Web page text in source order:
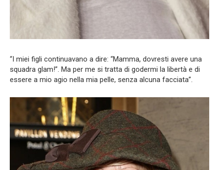
“I miei figli continuavano a dire: “Mamma, dovresti avere una
squadra glam!”. Ma per me si tratta di godermi la libertà e di
essere a mio agio nella mia pelle, senza alcuna facciata”.